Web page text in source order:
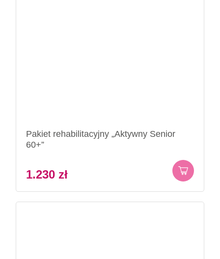
Pakiet rehabilitacyjny „Aktywny Senior
60+”
1.230 zł